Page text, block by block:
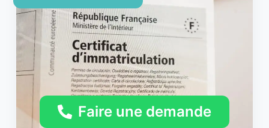
Faire une demande